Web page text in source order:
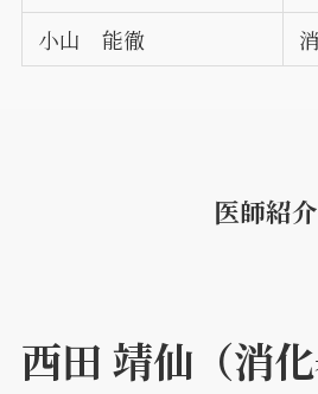
小山 能徹
医師紹介
西田 靖仙（消化